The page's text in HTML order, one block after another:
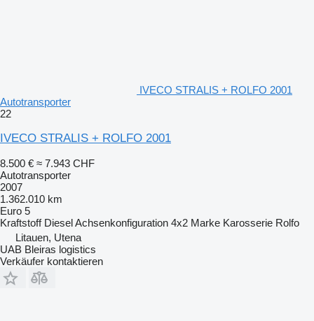
IVECO STRALIS + ROLFO 2001
Autotransporter
22
IVECO STRALIS + ROLFO 2001
8.500 € ≈ 7.943 CHF
Autotransporter
2007
1.362.010 km
Euro 5
Kraftstoff DieselAchsenkonfiguration 4x2 Marke Karosserie Rolfo
Litauen, Utena
UAB Bleiras logistics
Verkäufer kontaktieren